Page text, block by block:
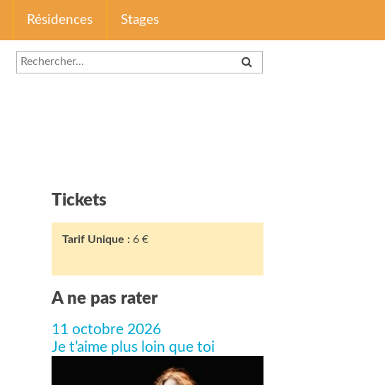
Résidences Stages
Tickets
Tarif Unique : 6 €
A ne pas rater
11 octobre 2026
Je t’aime plus loin que toi